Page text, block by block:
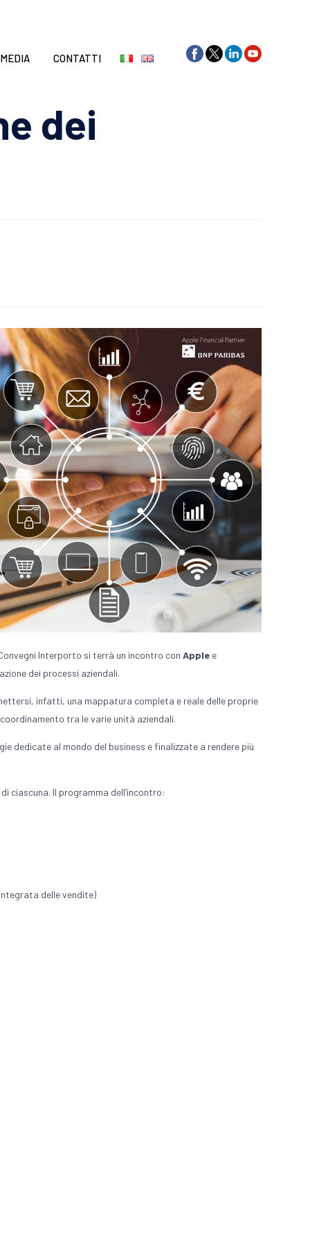
content
CONTATTI
dei
Interporto si terrà un incontro conApple e
dei processi aziendali.
infatti, una mappatura completa e reale delle proprie
coordinamento tra le varie unità aziendali.
dedicate al mondo del business e finalizzate a rendere più
ciascuna. Il programma dell’incontro:
delle vendite)